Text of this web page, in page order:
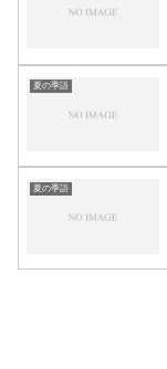
夏の季語
夏の季語